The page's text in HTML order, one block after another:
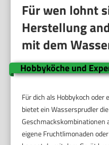
Für wen lohnt
Herstellung
mit dem
Hobbyköche und
Für dich als Hobbykoch
bietet ein Wassersprudler
Geschmackskombinationen
eigene Fruchtlimonaden